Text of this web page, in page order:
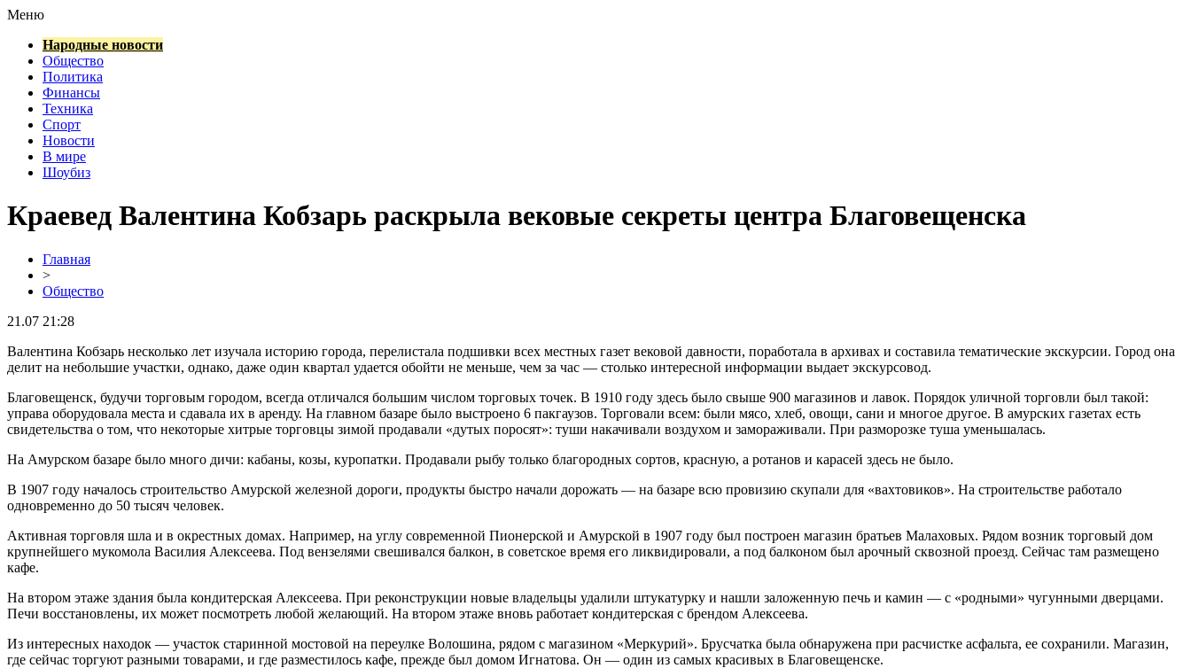
Меню
Народные новости
Общество
Политика
Финансы
Техника
Спорт
Новости
В мире
Шоубиз
Краевед Валентина Кобзарь раскрыла вековые секреты центра Благовещенска
Главная
>
Общество
21.07 21:28
Валентина Кобзарь несколько лет изучала историю города, перелистала подшивки всех местных газет вековой давности, поработала в архивах и составила тематические экскурсии. Город она
делит на небольшие участки, однако, даже один квартал удается обойти не меньше, чем за час — столько интересной информации выдает экскурсовод.
Благовещенск, будучи торговым городом, всегда отличался большим числом торговых точек. В 1910 году здесь было свыше 900 магазинов и лавок. Порядок уличной торговли был такой:
управа оборудовала места и сдавала их в аренду. На главном базаре было выстроено 6 пакгаузов. Торговали всем: были мясо, хлеб, овощи, сани и многое другое. В амурских газетах есть
свидетельства о том, что некоторые хитрые торговцы зимой продавали «дутых поросят»: туши накачивали воздухом и замораживали. При разморозке туша уменьшалась.
На Амурском базаре было много дичи: кабаны, козы, куропатки. Продавали рыбу только благородных сортов, красную, а ротанов и карасей здесь не было.
В 1907 году началось строительство Амурской железной дороги, продукты быстро начали дорожать — на базаре всю провизию скупали для «вахтовиков». На строительстве работало
одновременно до 50 тысяч человек.
Активная торговля шла и в окрестных домах. Например, на углу современной Пионерской и Амурской в 1907 году был построен магазин братьев Малаховых. Рядом возник торговый дом
крупнейшего мукомола Василия Алексеева. Под вензелями свешивался балкон, в советское время его ликвидировали, а под балконом был арочный сквозной проезд. Сейчас там размещено
кафе.
На втором этаже здания была кондитерская Алексеева. При реконструкции новые владельцы удалили штукатурку и нашли заложенную печь и камин — с «родными» чугунными дверцами.
Печи восстановлены, их может посмотреть любой желающий. На втором этаже вновь работает кондитерская с брендом Алексеева.
Из интересных находок — участок старинной мостовой на переулке Волошина, рядом с магазином «Меркурий». Брусчатка была обнаружена при расчистке асфальта, ее сохранили. Магазин,
где сейчас торгуют разными товарами, и где разместилось кафе, прежде был домом Игнатова. Он — один из самых красивых в Благовещенске.